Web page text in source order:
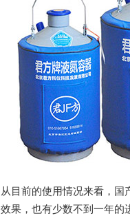
从目前的使用情况来看，国
效果，也有少数不到一年的